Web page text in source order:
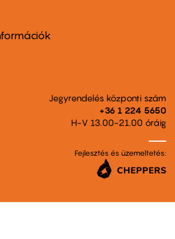
Jegyrendelés központi szám
+36 1 224 5650
H-V 13.00-21.00 óráig
Fejlesztés és üzemeltetés: